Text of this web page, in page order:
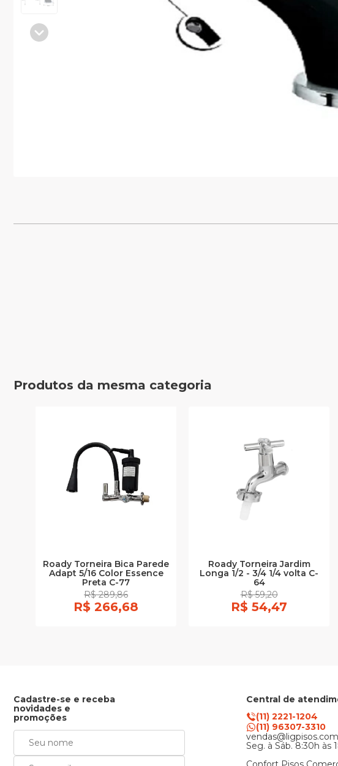
Produtos da mesma categoria
Roady Torneira Bica Parede
Adapt 5/16 Color Essence
Preta C-77
R$ 289,86
R$ 266,68
Roady Torneira Jardim
Longa 1/2 - 3/4 1/4 volta C-
64
R$ 59,20
R$ 54,47
Cadastre-se e receba
novidades e
promoções
Central de
(11) 2221-1204
(11) 96307-3310
Seg. à Sáb. 8:30h às